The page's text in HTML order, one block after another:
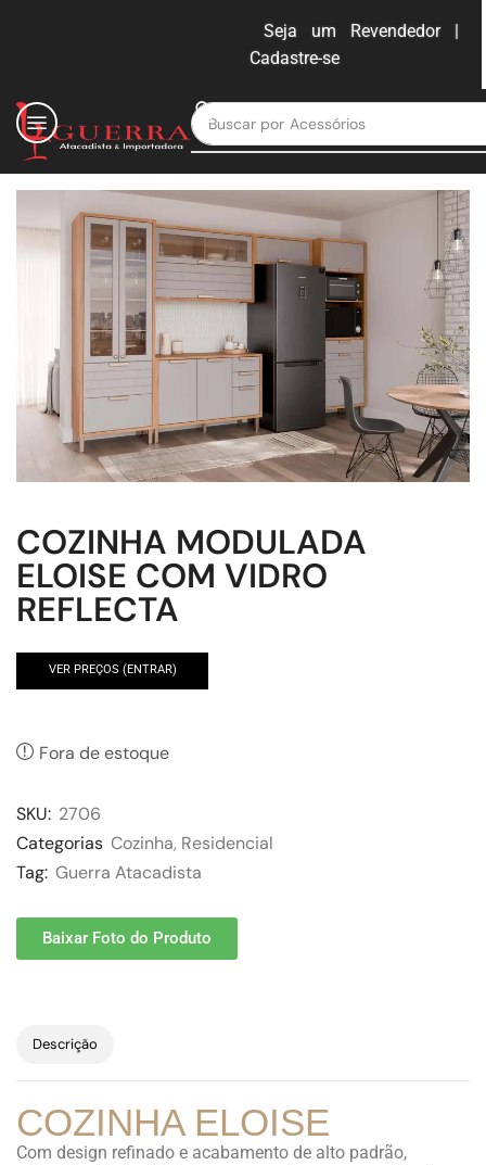
Seja um Revendedor |
Cadastre-se
Buscar por Moveis para escritório
COZINHA MODULADA
ELOISE COM VIDRO
REFLECTA
VER PREÇOS (ENTRAR)
Fora de estoque
SKU: 2706
Categorias Cozinha, Residencial
Tag: Guerra Atacadista
Baixar Foto do Produto
Descrição
COZINHA ELOISE
Com design refinado e acabamento de alto padrão,